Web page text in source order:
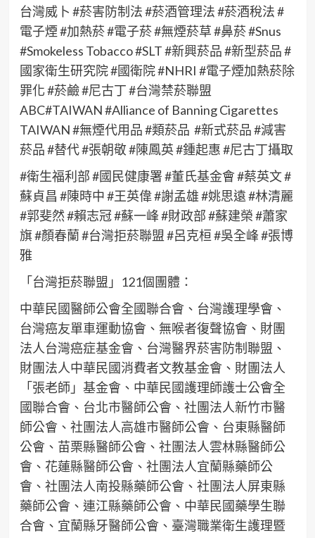
台灣威卜 #菸害防制法 #菸酒管理法 #菸酒稅法 #
電子煙 #加熱菸 #電子菸 #無煙菸草 #鼻菸 #Snus
#Smokeless Tobacco #SLT #新興菸品 #新型菸品 #
國家衛生研究院 #國衛院 #NHRI #電子煙加熱菸除
罪化 #菸鹼 #尼古丁 #台灣禁菸聯盟
ABC#TAIWAN #Alliance of Banning Cigarettes
TAIWAN #無煙代用品 #類菸品 #新式菸品 #減害
菸品 #替代 #張朝敬 #陳鳳英 #鍾起惠 #尼古丁攝取
#衛生福利部 #國民健康署 #董氏基金會 #蔡英文 #
蘇貞昌 #陳時中 #王英偉 #謝孟雄 #姚思遠 #林清麗
#郭斐然 #賴志冠 #蘇一峰 #財政部 #蘇建榮 #蕭家
旗 #顏春蘭 #台灣拒菸聯盟 #呂克桓 #吳全峰 #張博
雅
「台灣拒菸聯盟」121個團體：
中華民國醫師公會全國聯合會、台灣護理學會、
台灣癌友單車運動協會、無喉者復聲協會、財團
法人台灣癌症基金會、台灣醫界菸害防制聯盟、
財團法人中華民國消費者文教基金會、財團法人
「張老師」基金會、中華民國護理師護士公會全
國聯合會、台北市醫師公會、社團法人新竹市醫
師公會、社團法人高雄市醫師公會、台東縣醫師
公會、苗栗縣醫師公會、社團法人雲林縣醫師公
會、花蓮縣醫師公會、社團法人宜蘭縣藥師公
會、社團法人南投縣藥師公會、社團法人屏東縣
藥師公會、連江縣藥師公會、中華民國藥學生聯
合會、宜蘭縣牙醫師公會、臺灣職業衛生護理暨